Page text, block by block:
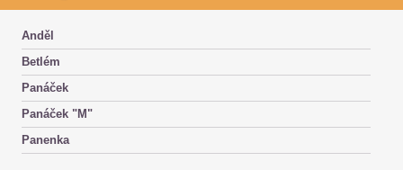
Anděl
Betlém
Panáček
Panáček "M"
Panenka